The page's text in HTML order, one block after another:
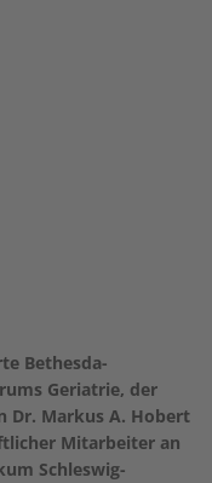
Bethesda-
Geriatrie, der
Dr. Markus A. Hobert
Mitarbeiter an
Schleswig-